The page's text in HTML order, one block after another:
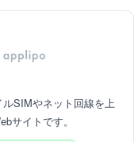
SIMやネット回線を上
サイトです。